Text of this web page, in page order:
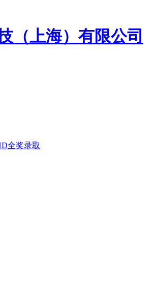
全奖录取